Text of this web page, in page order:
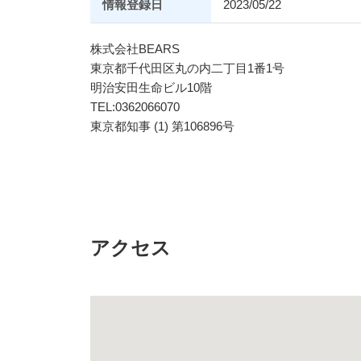
情報登録日 2023/05/22
株式会社BEARS
東京都千代田区丸の内二丁目1番1号
明治安田生命ビル10階
TEL:0362066070
東京都知事 (1) 第106896号
アクセス